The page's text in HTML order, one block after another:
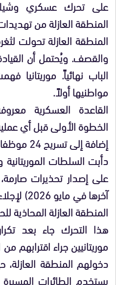
على تحرك عسكري
المنطقة العازلة من
المنطقة العازلة تحولت
والقصف. ويُحتمل أن
الباب نهائياً. موريتانيا
مواطنيها أولاً.
القاعدة العسكرية
الخطوة الأولى قبل أي
إضافة إلى تسريح 24 موظفا من المينورسو »
دأبت السلطات
على إصدار تحذيرات
آخرها في
المنطقة العازلة المحاذية
​هذا التحرك جاء بعد
موريتانيين جراء اقترابهم
دخولهم المنطقة
يستخدم الطائرات